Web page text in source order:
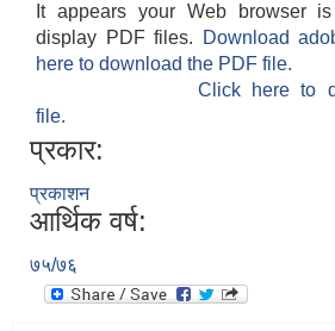
It appears your Web browser
display PDF files.
Download
here to download the PDF file.
Click here to
file.
प्रकार:
प्रकाशन
आर्थिक वर्ष:
७५/७६